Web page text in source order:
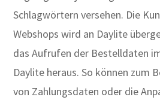
Schlagwörtern versehen. Die
Webshops wird an Daylite
das Aufrufen der Bestelldaten
Daylite heraus. So können zum
von Zahlungsdaten oder die